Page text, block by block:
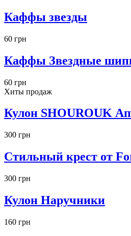
Каффы звезды
60 грн
Каффы Звездные
60 грн
Хиты продаж
Кулон SHOUROUK
300 грн
Стильный крест от
300 грн
Кулон Наручники
160 грн